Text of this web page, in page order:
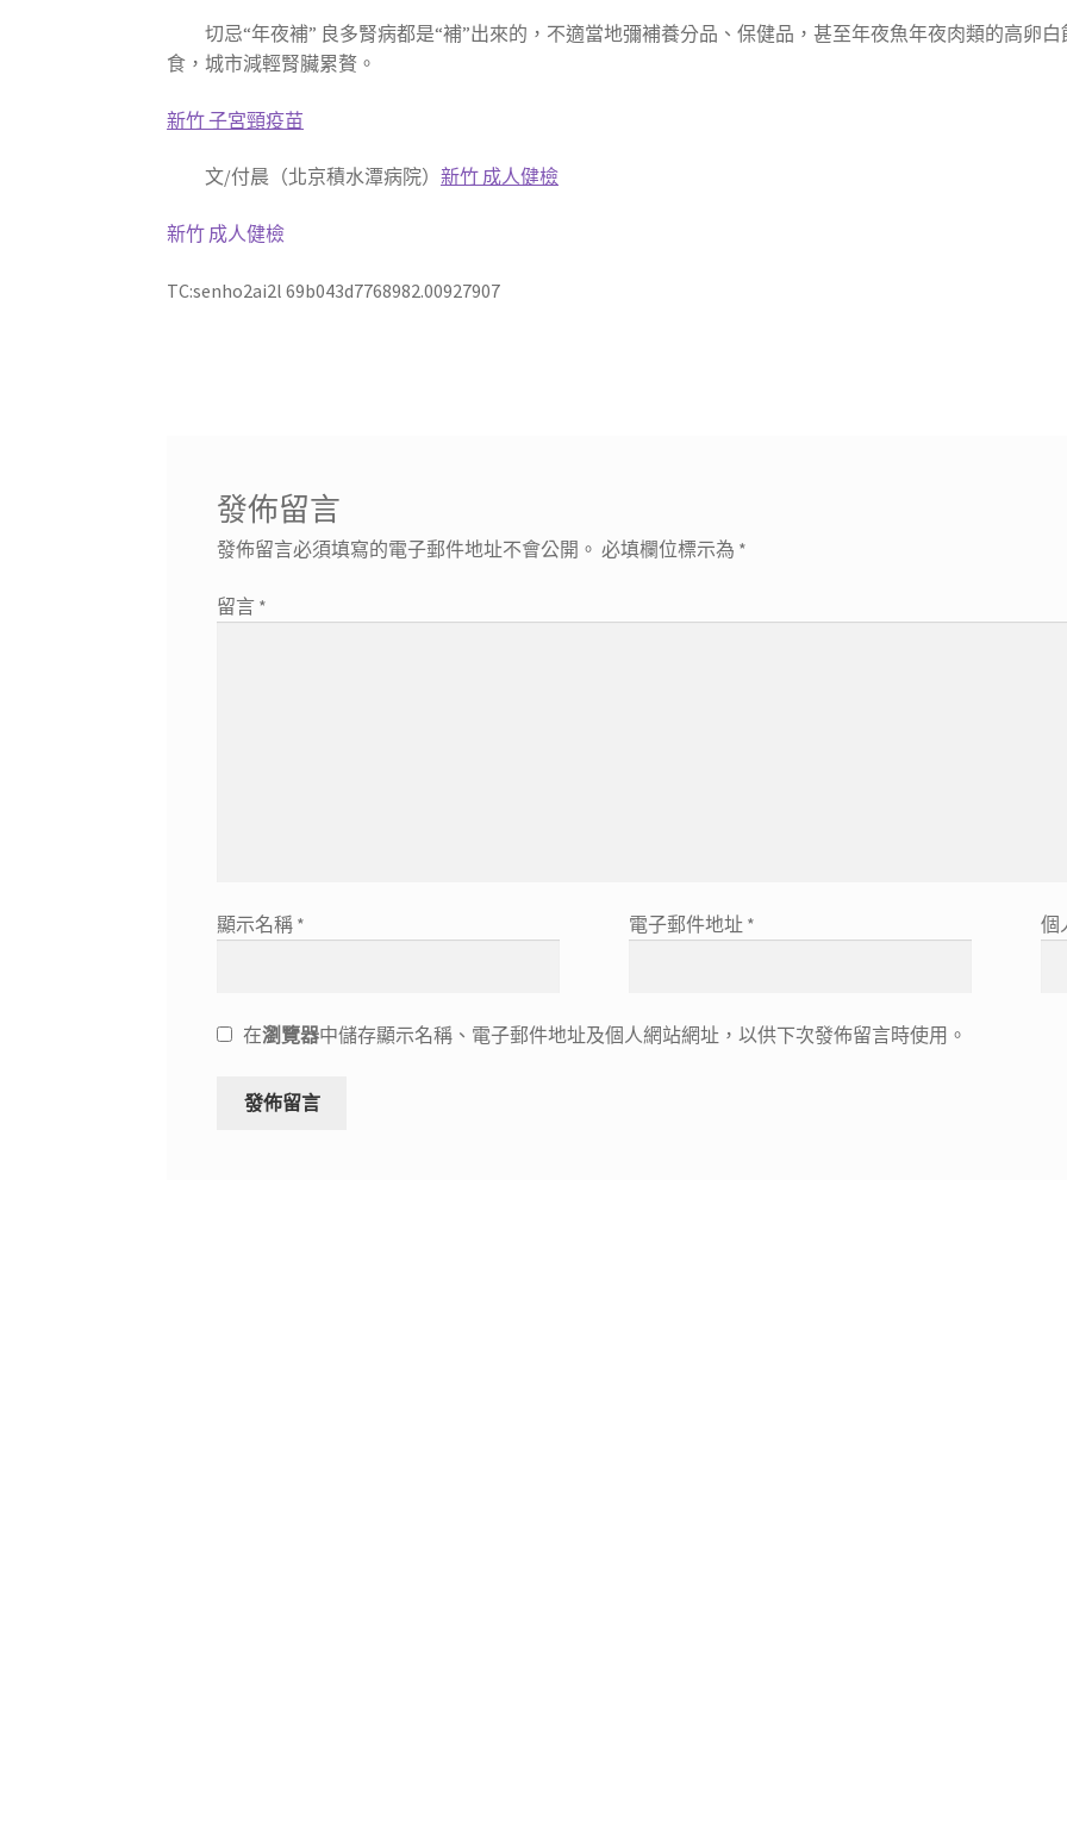
切忌“年夜補” 良多腎病都是“補”出來的，不適當地彌補養分品、保健品，甚至年夜魚年夜肉類的高卵白
食，城市減輕腎臟累贅。
新竹 子宮頸疫苗
文/付晨（北京積水潭病院）新竹 成人健檢
新竹 成人健檢
TC:senho2ai2l 69b043d7768982.00927907
發佈留言
發佈留言必須填寫的電子郵件地址不會公開。 必填欄位標示為 *
留言 *
顯示名稱 * 電子郵件地址 * 個
在瀏覽器中儲存顯示名稱、電子郵件地址及個人網站網址，以供下次發佈留言時使用。